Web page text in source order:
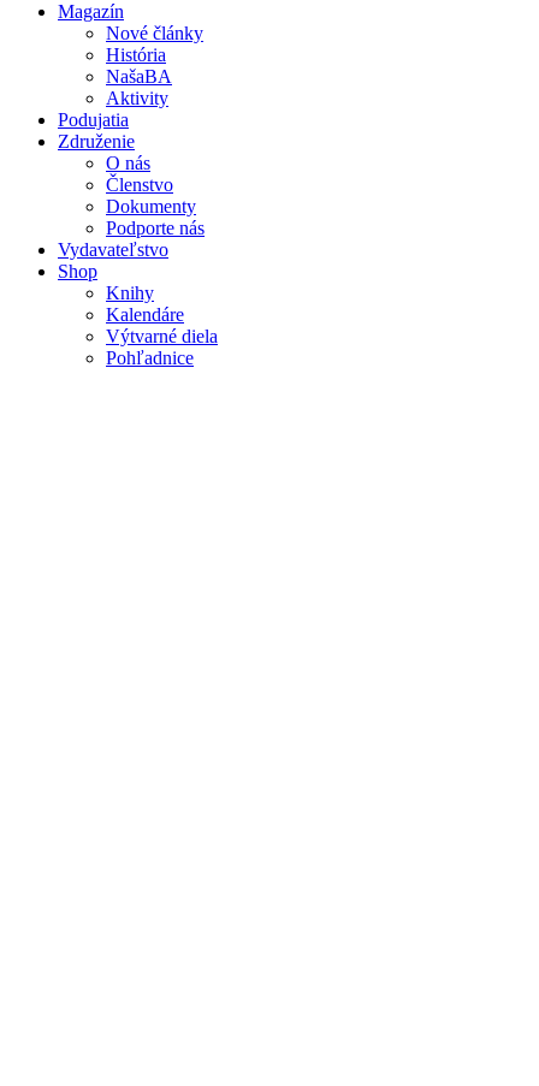
Magazín
Nové články
História
NašaBA
Aktivity
Podujatia
Združenie
O nás
Členstvo
Dokumenty
Podporte nás
Vydavateľstvo
Shop
Knihy
Kalendáre
Výtvarné diela
Pohľadnice